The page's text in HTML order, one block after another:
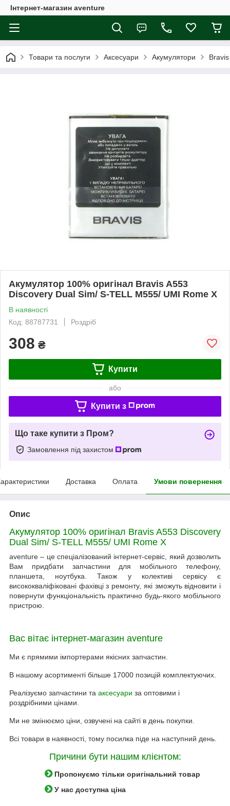
Інтернет-магазин aventure
Товари та послуги Аксесуари Акумулятори Bravis
Акумулятор 100% оригінал Bravis A553
Discovery Dual Sim/ S-TELL M555/ UMI Rome X
В наявності
Код: 88787731
Роздріб
308 ₴
Купити
або
Купити з
Що таке купити з Пром?
Замовлення під захистом
Доставка Оплата Умови повернення
Опис
Акумулятор 100% оригінал Bravis A553 Discovery
Dual Sim/ S-TELL M555/ UMI Rome X
aventure – це спеціалізований інтернет-сервіс, який дозволить
Вам придбати запчастини для мобільного телефону,
планшета, ноутбука. Також у колективі сервісу є
висококваліфіковані фахівці з ремонту, які зможуть відновити і
повернути функціональність практично будь-якого мобільного
пристрою.
Вас вітає інтернет-магазин aventure
Ми є прямими імпортерами якісних запчастин.
В нашому асортименті більше 17000 позицій комплектуючих.
Реалізуємо запчастини та аксесуари за оптовими і
роздрібними цінами.
Ми не змінюємо ціни, озвучені на сайті в день покупки.
Всі товари в наявності, тому посилка піде на наступний день.
Причини бути нашим клієнтом:
Пропонуємо тільки оригінальний товар
У нас доступна ціна